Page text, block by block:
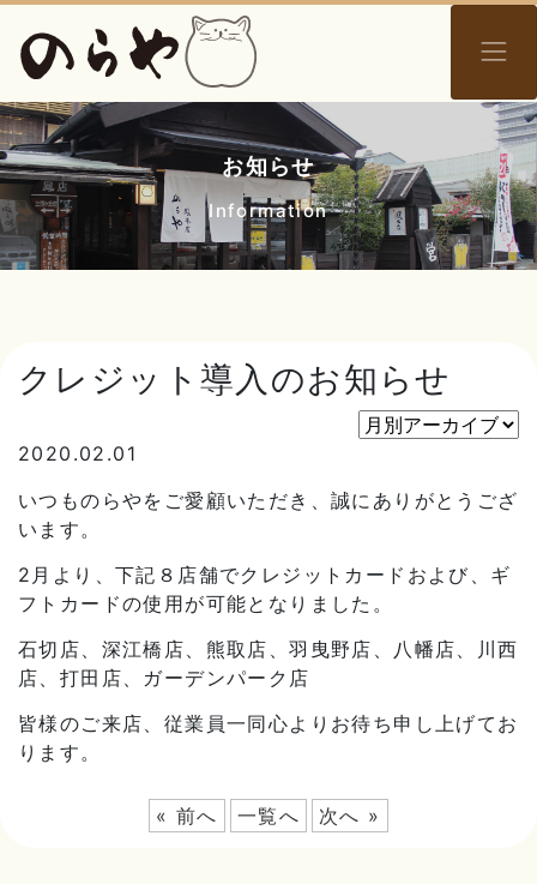
お知らせ
Information
クレジット導入のお知らせ
2020.02.01
いつものらやをご愛顧いただき、誠にありがとうござ
います。
2月より、下記８店舗でクレジットカードおよび、ギ
フトカードの使用が可能となりました。
石切店、深江橋店、熊取店、羽曳野店、八幡店、川西
店、打田店、ガーデンパーク店
皆様のご来店、従業員一同心よりお待ち申し上げてお
ります。
« 前へ 一覧へ 次へ »